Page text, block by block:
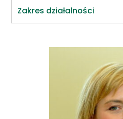
Zakres działalności